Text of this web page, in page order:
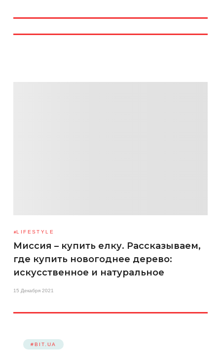
LIFESTYLE
Миссия – купить елку. Рассказываем,
где купить новогоднее дерево:
искусственное и натуральное
15 Декабря 2021
#BIT.UA